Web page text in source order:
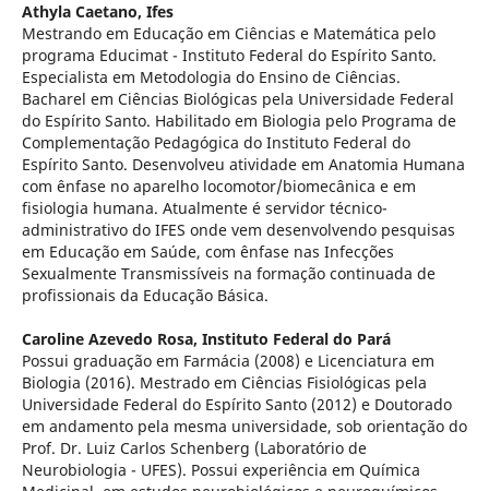
Athyla Caetano, Ifes
Mestrando em Educação em Ciências e Matemática pelo
programa Educimat - Instituto Federal do Espírito Santo.
Especialista em Metodologia do Ensino de Ciências.
Bacharel em Ciências Biológicas pela Universidade Federal
do Espírito Santo. Habilitado em Biologia pelo Programa de
Complementação Pedagógica do Instituto Federal do
Espírito Santo. Desenvolveu atividade em Anatomia Humana
com ênfase no aparelho locomotor/biomecânica e em
fisiologia humana. Atualmente é servidor técnico-
administrativo do IFES onde vem desenvolvendo pesquisas
em Educação em Saúde, com ênfase nas Infecções
Sexualmente Transmissíveis na formação continuada de
profissionais da Educação Básica.
Caroline Azevedo Rosa, Instituto Federal do Pará
Possui graduação em Farmácia (2008) e Licenciatura em
Biologia (2016). Mestrado em Ciências Fisiológicas pela
Universidade Federal do Espírito Santo (2012) e Doutorado
em andamento pela mesma universidade, sob orientação do
Prof. Dr. Luiz Carlos Schenberg (Laboratório de
Neurobiologia - UFES). Possui experiência em Química